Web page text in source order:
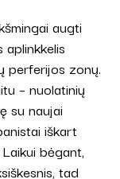
augti
perferijos zonų.
– nuolatinių
su naujai
iškart
bėgant,
tad